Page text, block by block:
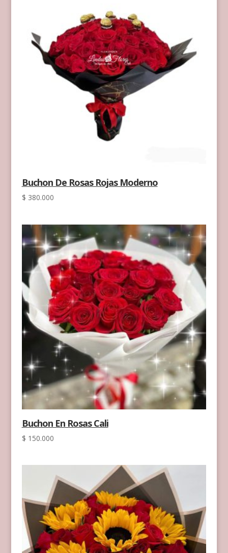
Buchon De Rosas Rojas Moderno
$ 380.000
Buchon En Rosas Cali
$ 150.000